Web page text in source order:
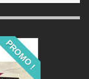
PROMO !